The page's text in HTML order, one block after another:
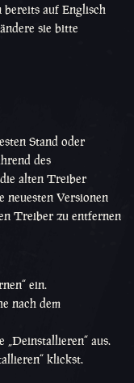
bereits auf Englisch
sie bitte
Stand oder
des
alten Treiber
neuesten Versionen
Treiber zu entfernen
ein.
nach dem
aus.
klickst.